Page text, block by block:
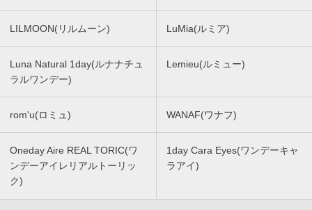
LILMOON(リルムーン) LuMia(ルミア)
Luna Natural 1day(ルナナチュ
ラルワンデー)
Lemieu(ルミュー)
rom'u(ロミュ) WANAF(ワナフ)
Oneday Aire REAL TORIC(ワ
ンデーアイレリアルトーリッ
ク)
1day Cara Eyes(ワンデーキャ
ラアイ)